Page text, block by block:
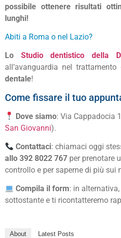
possibile ottenere risultati
lunghi!
Abiti a Roma o nel Lazio?
Lo Studio dentistico della
all’avanguardia nel
dentale!
Come fissare il tuo
Dove siamo: Via Cappadocia
San Giovanni).
Contattaci: chiamaci oggi
allo 392 8022 767 per prenotare
controllo e per saperne di più sui
Compila il form: in
sottostante e ti ricontatteremo
About Latest Posts